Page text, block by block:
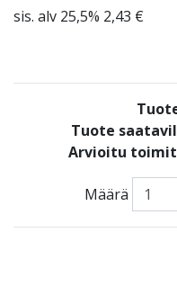
sis. alv 25,5% 2,43 €
Tuote
Arvioitu
Määrä